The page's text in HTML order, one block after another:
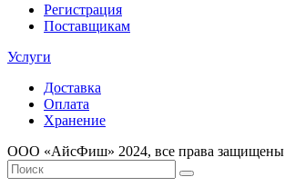
Регистрация
Поставщикам
Услуги
Доставка
Оплата
Хранение
ООО «AйсФиш» 2024, все права защищены